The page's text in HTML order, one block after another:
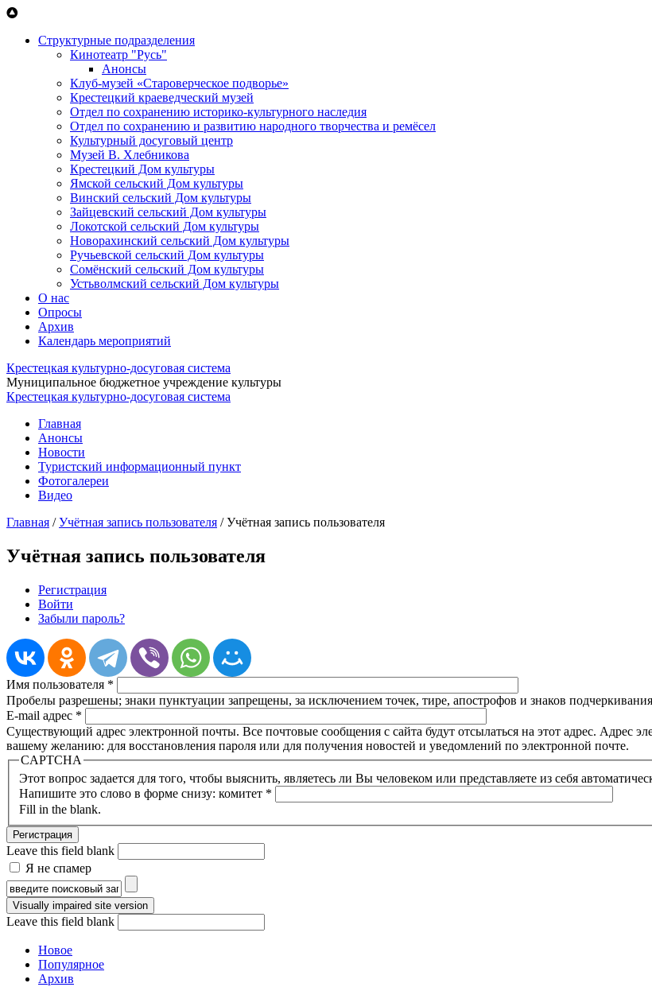
Перейти к основному содержанию
Структурные подразделения
Кинотеатр "Русь"
Анонсы
Клуб-музей «Староверческое подворье»
Крестецкий краеведческий музей
Отдел по сохранению историко-культурного наследия
Отдел по сохранению и развитию народного творчества и ремёсел
Культурный досуговый центр
Музей В. Хлебникова
Крестецкий Дом культуры
Ямской сельский Дом культуры
Винский сельский Дом культуры
Зайцевский сельский Дом культуры
Локотской сельский Дом культуры
Новорахинский сельский Дом культуры
Ручьевской сельский Дом культуры
Сомёнский сельский Дом культуры
Устьволмский сельский Дом культуры
О нас
Опросы
Архив
Календарь мероприятий
Крестецкая культурно-досуговая система
Муниципальное бюджетное учреждение культуры
Крестецкая культурно-досуговая система
Главная
Анонсы
Новости
Туристский информационный пункт
Фотогалереи
Видео
Главная /Учётная запись пользователя /Учётная запись пользователя
Учётная запись пользователя
Главные вкладки
Регистрация
Войти
Забыли пароль?
Имя пользователя *
Пробелы разрешены; знаки пунктуации запрещены, за исключением точек, тире, апострофов и знаков
E-mail адрес *
Существующий адрес электронной почты. Все почтовые сообщения с сайта будут отсылаться на этот адрес. Адрес
вашему желанию: для восстановления пароля или для получения новостей и уведомлений по электронной почте.
CAPTCHA
Этот вопрос задается для того, чтобы выяснить, являетесь ли Вы человеком или представляете из себя
Напишите это слово в форме снизу: комитет *
Fill in the blank.
Leave this field blank
Я не спамер
Я спамер
Форма поиска
Leave this field blank
Новое
Популярное
Архив